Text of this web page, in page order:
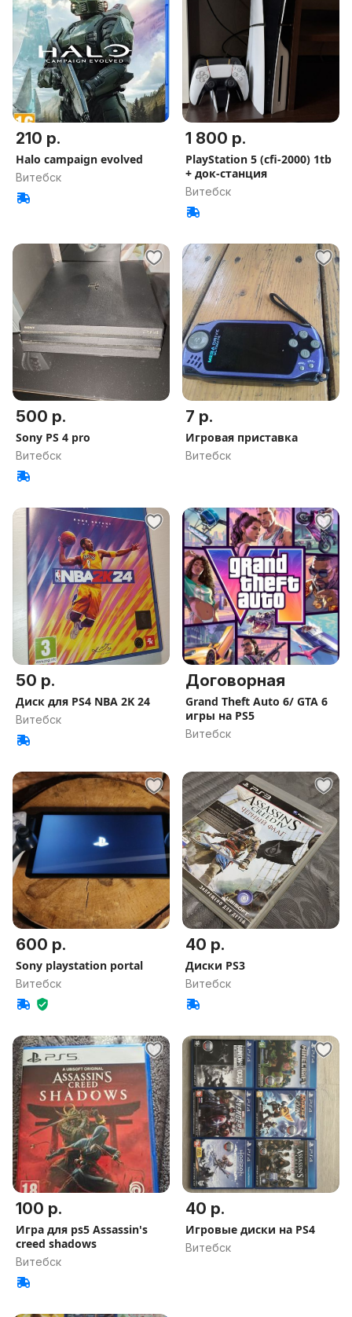
210 р.
Halo campaign evolved
Витебск
1 800 р.
PlayStation 5 (cfi-2000) 1tb
+ док-станция
Витебск
500 р.
Sony PS 4 pro
Витебск
7 р.
Игровая приставка
Витебск
50 р.
Диск для PS4 NBA 2K 24
Витебск
Договорная
Grаnd Theft Auto 6/ GTA 6
игры на PS5
Витебск
600 р.
Sony playstation portal
Витебск
40 р.
Диски PS3
Витебск
100 р.
Игра для ps5 Assassin's
creed shadows
Витебск
40 р.
Игровые диски на PS4
Витебск